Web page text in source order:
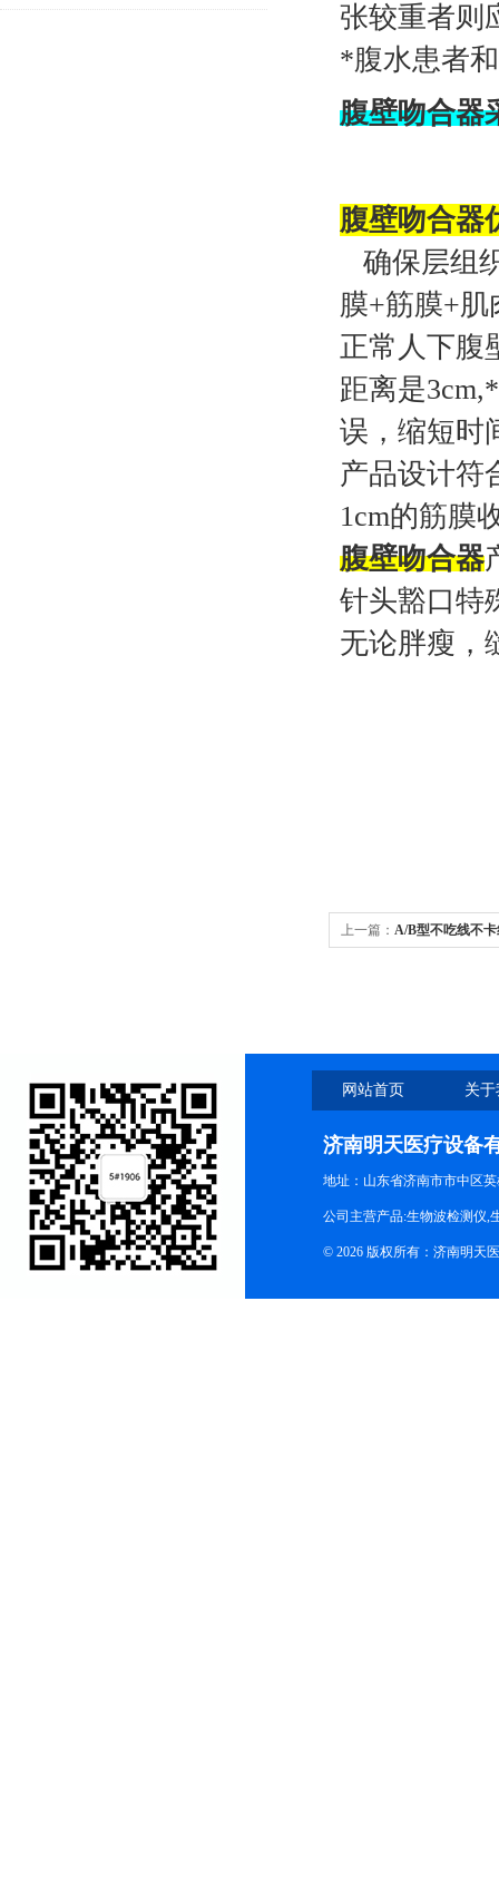
张较重者则
*腹水患者
腹壁吻合器
腹壁吻合器
确保层组
膜+筋膜+肌
正常人下腹
距离是
误，缩短时
产品设计符
1cm的筋膜
腹壁吻合器
针头豁口特
无论胖瘦，
上一篇： A/B型不吃线不
网站首页 关
济南明天医疗设备
地址：山东省济南市市中区
公司主营产品:生物波检测仪,
© 2026 版权所有：济南明天